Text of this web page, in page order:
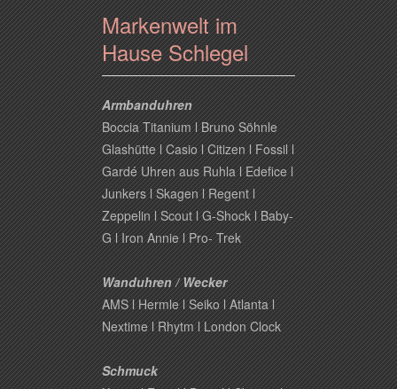
Markenwelt im
Hause Schlegel
Armbanduhren
Boccia Titanium l Bruno Söhnle
Glashütte l Casio l Citizen l Fossil l
Gardé Uhren aus Ruhla l Edefice l
Junkers l Skagen l Regent l
Zeppelin l Scout l G-Shock l Baby-
G l Iron Annie l Pro- Trek
Wanduhren / Wecker
AMS l Hermle l Seiko l Atlanta l
Nextime l Rhytm l London Clock
Schmuck